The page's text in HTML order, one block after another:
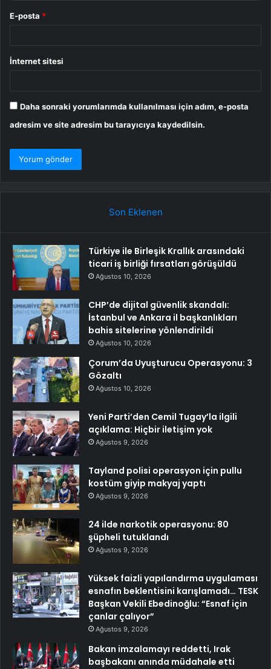
E-posta *
İnternet sitesi
Daha sonraki yorumlarımda kullanılması için adım, e-posta
adresim ve site adresim bu tarayıcıya kaydedilsin.
Son Eklenen
Türkiye ile Birleşik Krallık arasındaki
ticari iş birliği fırsatları görüşüldü
Ağustos 10, 2026
CHP’de dijital güvenlik skandalı:
İstanbul ve Ankara il başkanlıkları
bahis sitelerine yönlendirildi
Ağustos 10, 2026
Çorum’da Uyuşturucu Operasyonu: 3
Gözaltı
Ağustos 10, 2026
Yeni Parti’den Cemil Tugay’la ilgili
açıklama: Hiçbir iletişim yok
Ağustos 9, 2026
Tayland polisi operasyon için pullu
kostüm giyip makyaj yaptı
Ağustos 9, 2026
24 ilde narkotik operasyonu: 80
şüpheli tutuklandı
Ağustos 9, 2026
Yüksek faizli yapılandırma uygulaması
esnafın beklentisini karışlamadı… TESK
Başkan Vekili Ebedinoğlu: “Esnaf için
çanlar çalıyor”
Ağustos 9, 2026
Bakan imzalamayı reddetti, Irak
başbakanı anında müdahale etti